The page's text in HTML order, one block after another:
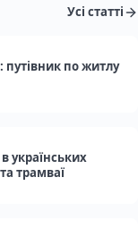
Усі статті
путівник по житлу
українських
трамваї